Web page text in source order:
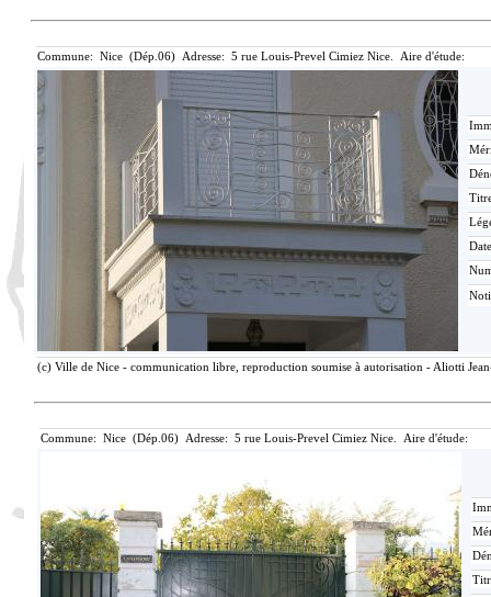
Commune: Nice (Dép.06) Adresse: 5 rue Louis-Prevel Cimiez Nice. Aire d'étude:
(c) Ville de Nice - communication libre, reproduction soumise à autorisation - Aliotti
Commune: Nice (Dép.06) Adresse: 5 rue Louis-Prevel Cimiez Nice. Aire d'étude: